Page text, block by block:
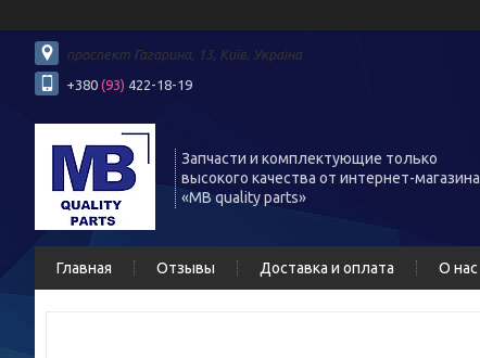
проспект Гагарина, 13, Київ, Україна
+380 (93) 422-18-19
Запчасти и комплектующие только
высокого качества от интернет-магазина
«MB quality parts»
Главная Отзывы Доставка и оплата О нас